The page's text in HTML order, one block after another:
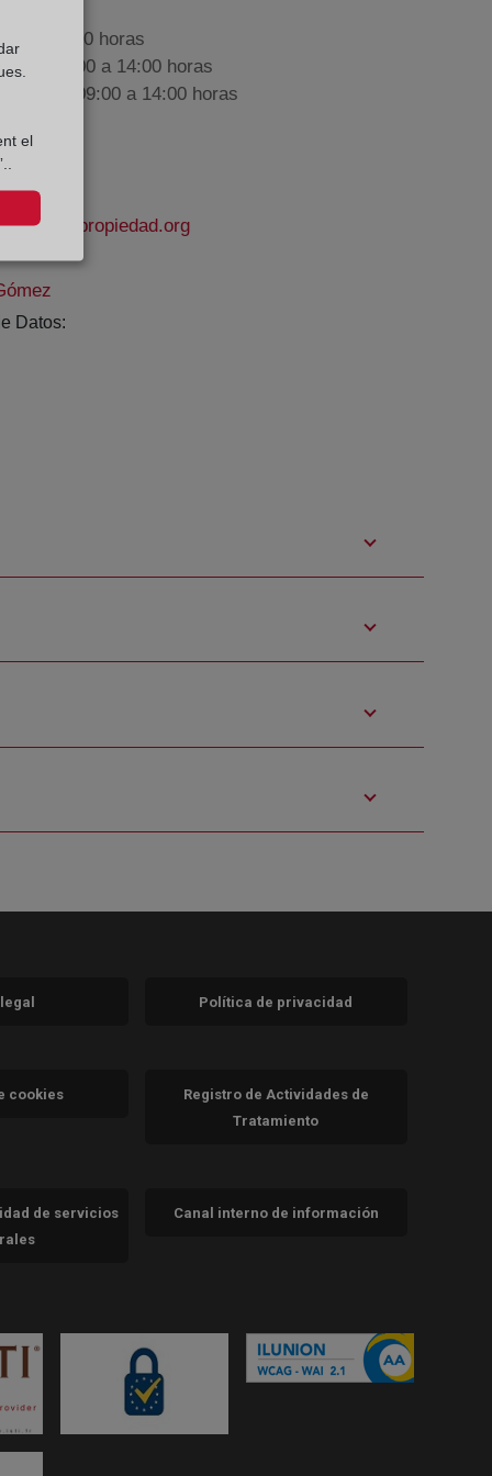
a 17:00 horas
de 09:00 a 14:00 horas
de 09:00 a 14:00 horas
Datos:
Política de privacidad
cookies
Registro de Actividades de
Tratamiento
de servicios
Canal interno de información
el